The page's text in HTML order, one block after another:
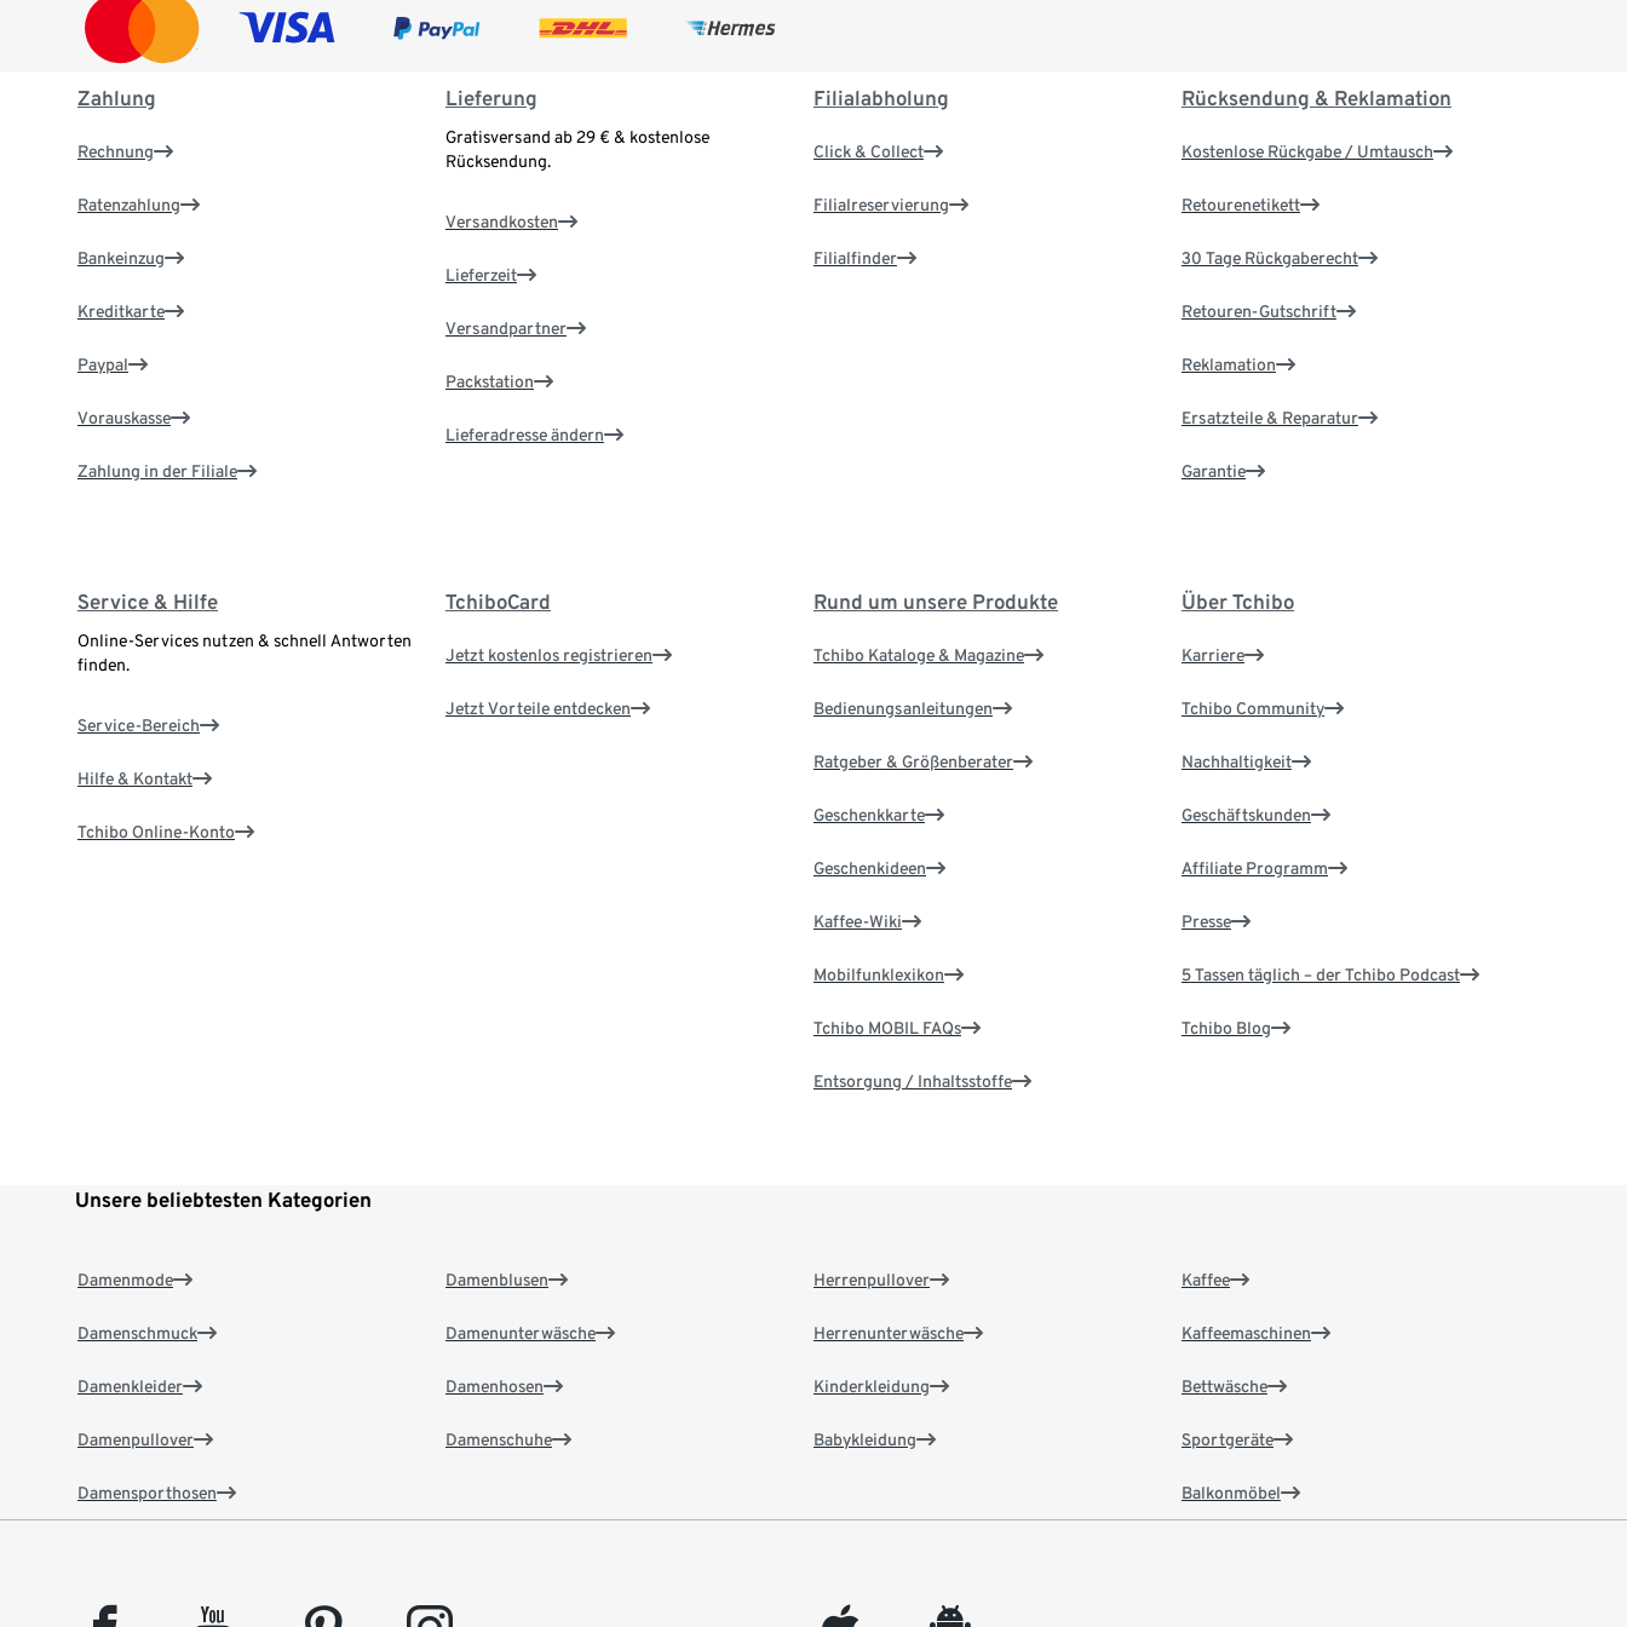
Zahlung
Rechnung
Ratenzahlung
Bankeinzug
Kreditkarte
Paypal
Vorauskasse
Zahlung in der Filiale
Lieferung
Gratisversand ab 29 € & kostenlose
Rücksendung.
Versandkosten
Lieferzeit
Versandpartner
Packstation
Lieferadresse ändern
Filialabholung
Click & Collect
Filialreservierung
Filialfinder
Rücksendung & Reklamation
Kostenlose Rückgabe / Umtausch
Retourenetikett
30 Tage Rückgaberecht
Retouren-Gutschrift
Reklamation
Ersatzteile & Reparatur
Garantie
Service & Hilfe
Online-Services nutzen & schnell Antworten
finden.
Service-Bereich
Hilfe & Kontakt
Tchibo Online-Konto
TchiboCard
Jetzt kostenlos registrieren
Jetzt Vorteile entdecken
Rund um unsere Produkte
Tchibo Kataloge & Magazine
Bedienungsanleitungen
Ratgeber & Größenberater
Geschenkkarte
Geschenkideen
Kaffee-Wiki
Mobilfunklexikon
Tchibo MOBIL FAQs
Entsorgung / Inhaltsstoffe
Über Tchibo
Karriere
Tchibo Community
Nachhaltigkeit
Geschäftskunden
Affiliate Programm
Presse
5 Tassen täglich – der Tchibo Podcast
Tchibo Blog
Unsere beliebtesten Kategorien
Damenmode
Damenschmuck
Damenkleider
Damenpullover
Damensporthosen
Damenblusen
Damenunterwäsche
Damenhosen
Damenschuhe
Herrenpullover
Herrenunterwäsche
Kinderkleidung
Babykleidung
Kaffee
Kaffeemaschinen
Bettwäsche
Sportgeräte
Balkonmöbel